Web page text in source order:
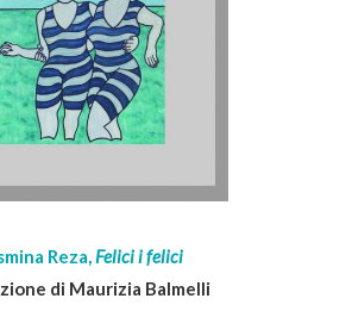
Reza,Felici i felici
di Maurizia Balmelli